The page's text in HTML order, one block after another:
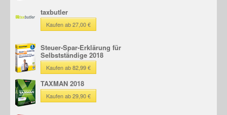
taxbutler
Kaufen ab 27,00 €
Steuer-Spar-Erklärung für
Selbstständige 2018
Kaufen ab 82,99 €
TAXMAN 2018
Kaufen ab 29,90 €